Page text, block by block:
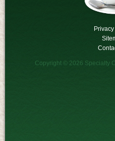
Copyright © 2026 Specialty